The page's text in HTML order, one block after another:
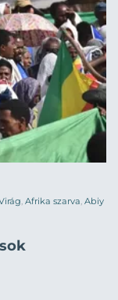
, Afrika szarva, Abiy